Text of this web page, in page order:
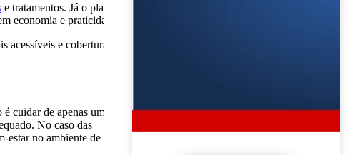
e tratamentos. Já o plano
economia e praticidade.
acessíveis e cobertura
cuidar de apenas uma
No caso das
estar no ambiente de